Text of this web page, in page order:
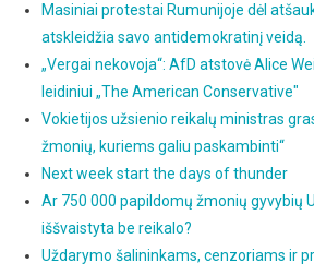
Masiniai protestai Rumunijoje dėl
atskleidžia savo antidemokratinį veidą.
„Vergai nekovoja“: AfD atstovė Alice
leidiniui „The American Conservative"
Vokietijos užsienio reikalų ministras
žmonių, kuriems galiu paskambinti“
Next week start the days of thunder
Ar 750 000 papildomų žmonių gyvybių
iššvaistyta be reikalo?
Uždarymo šalininkams, cenzoriams ir